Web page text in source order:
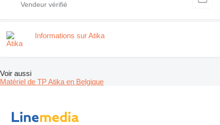
Informations sur Atika
Voir aussi
Matériel de TP Atika en Belgique